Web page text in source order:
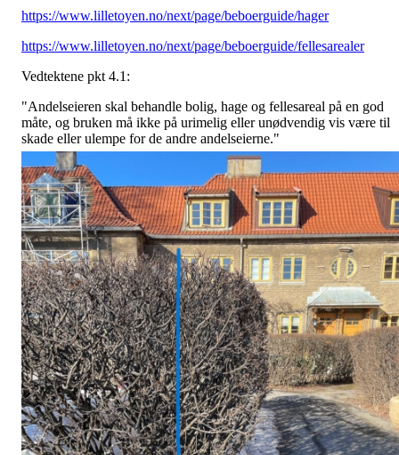
https://www.lilletoyen.no/next/page/beboerguide/hager
https://www.lilletoyen.no/next/page/beboerguide/fellesarealer
Vedtektene pkt 4.1:
"Andelseieren skal behandle bolig, hage og fellesareal på en god
måte, og bruken må ikke på urimelig eller unødvendig vis være til
skade eller ulempe for de andre andelseierne."